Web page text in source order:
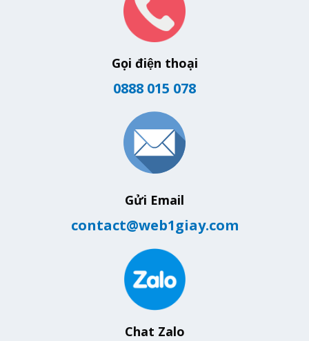
Gọi điện thoại
0888 015 078
Gửi Email
contact@web1giay.com
Chat Zalo